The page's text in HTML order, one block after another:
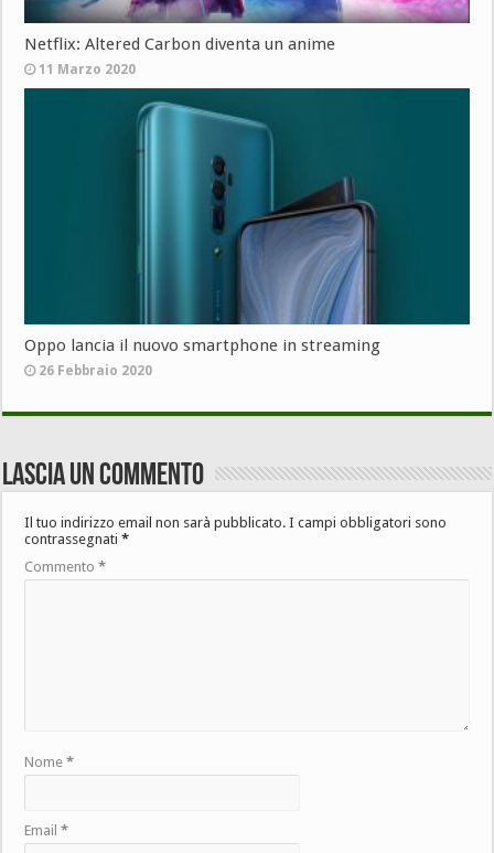
Netflix: Altered Carbon diventa un anime
11 Marzo 2020
Oppo lancia il nuovo smartphone in streaming
26 Febbraio 2020
Lascia un commento
Il tuo indirizzo email non sarà pubblicato. I campi obbligatori sono
contrassegnati*
Commento*
Nome*
Email*